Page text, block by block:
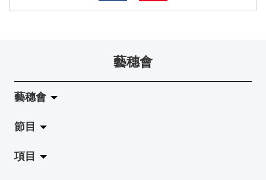
藝穗會
藝穗會
關於藝穗會
藝穗會的演化
節目
拉闊
項目